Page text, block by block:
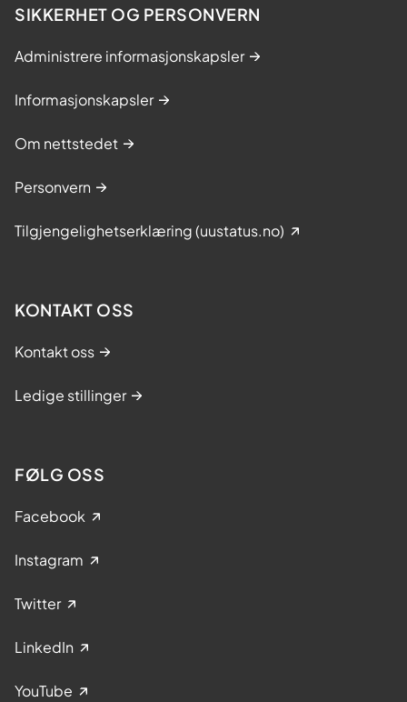
SIKKERHET OG PERSONVERN
Administrere informasjonskapsler
Informasjonskapsler
Om nettstedet
Personvern
Tilgjengelighetserklæring (uustatus.no)
KONTAKT OSS
Kontakt oss
Ledige stillinger
FØLG OSS
Facebook
Instagram
Twitter
LinkedIn
YouTube